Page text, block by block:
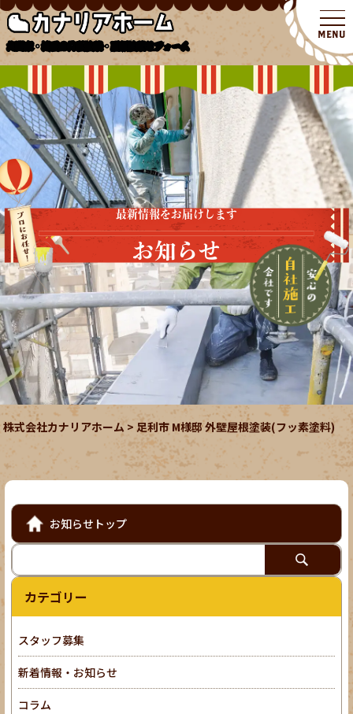
北関東・埼玉の外壁塗装・屋根塗装リフォーム
最新情報をお届けします
お知らせ
株式会社カナリアホーム >足利市 M様邸 外壁屋根塗装(フッ素塗料)
お知らせトップ
カテゴリー
スタッフ募集
新着情報・お知らせ
コラム